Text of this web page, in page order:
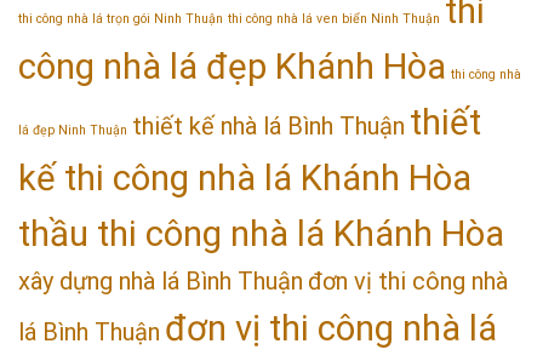
thi công nhà lá trọn gói Ninh Thuận thi công nhà lá ven biển Ninh Thuận thi
công nhà lá đẹp Khánh Hòa thi công nhà
lá đẹp Ninh Thuận thiết kế nhà lá Bình Thuận thiết
kế thi công nhà lá Khánh Hòa
thầu thi công nhà lá Khánh Hòa
xây dựng nhà lá Bình Thuận đơn vị thi công nhà
lá Bình Thuận đơn vị thi công nhà lá